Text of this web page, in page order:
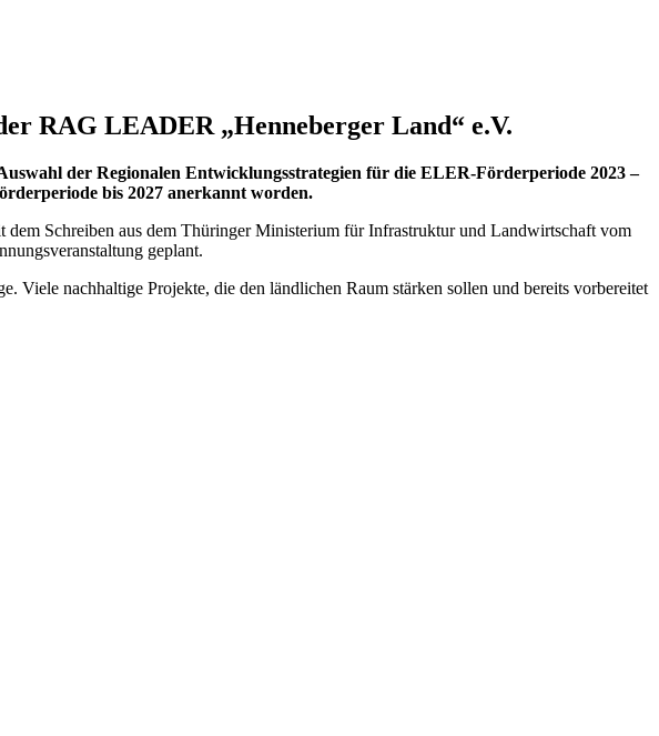
RAG LEADER „Henneberger Land“ e.V.
der Regionalen Entwicklungsstrategien für die ELER-Förderperiode 2023 –
bis 2027 anerkannt worden.
Schreiben aus dem Thüringer Ministerium für Infrastruktur und Landwirtschaft vom
geplant.
nachhaltige Projekte, die den ländlichen Raum stärken sollen und bereits vorbereitet